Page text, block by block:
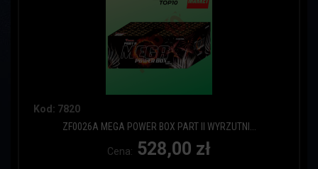
Kod: 7820
ZF0026A MEGA POWER BOX PART II WYRZUTNI...
Cena: 528,00 zł